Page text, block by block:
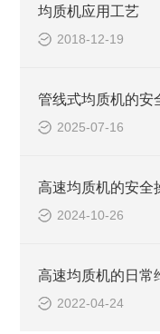
均质机应用工艺
2018-12-19
管线式均质机的安
2025-07-16
高速均质机的安全
2024-10-26
高速均质机的日常
2022-04-24